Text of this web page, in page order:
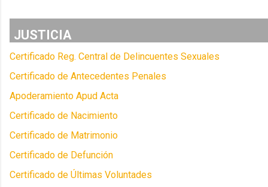
JUSTICIA
Certificado Reg. Central de Delincuentes Sexuales
Certificado de Antecedentes Penales
Apoderamiento Apud Acta
Certificado de Nacimiento
Certificado de Matrimonio
Certificado de Defunción
Certificado de Últimas Voluntades